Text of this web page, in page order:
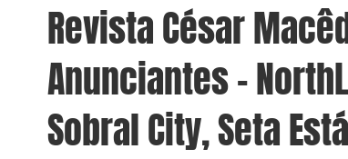
Revista César
Anunciantes –
Sobral City, Seta